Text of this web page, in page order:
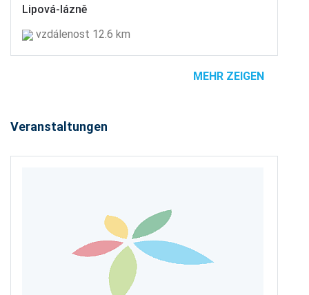
Lipová-lázně
vzdálenost 12.6 km
MEHR ZEIGEN
Veranstaltungen